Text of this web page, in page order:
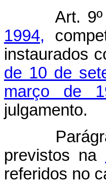
Art.
1994,
instaurados
de 10 de
março de
julgamento.
Parágrafo
previstos na
referidos no